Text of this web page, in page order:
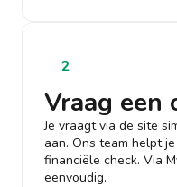
2
Vraag een
Je vraagt via de site
aan. Ons team helpt
financiële check. Via
eenvoudig.